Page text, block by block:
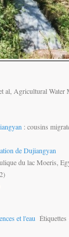
al, Agricultural
: cousins
de Dujiangyan
du lac Moeris,
et l'eau Étiquettes